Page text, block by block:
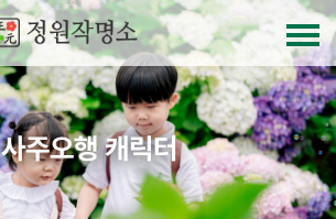
사주오행 캐릭터